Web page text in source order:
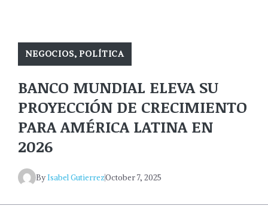
NEGOCIOS, POLÍTICA
BANCO MUNDIAL ELEVA SU
PROYECCIÓN DE CRECIMIENTO
PARA AMÉRICA LATINA EN
2026
ByIsabel GutierrezOctober 7, 2025